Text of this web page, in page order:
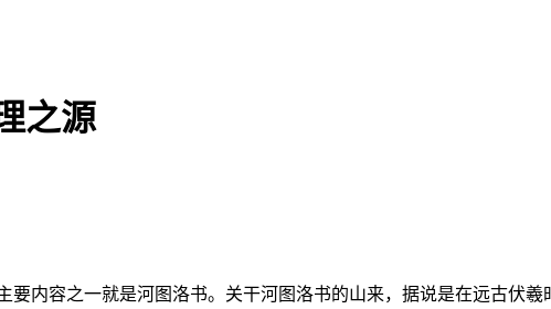
之源
内容之一就是河图洛书。关干河图洛书的山来，据说是在远古伏